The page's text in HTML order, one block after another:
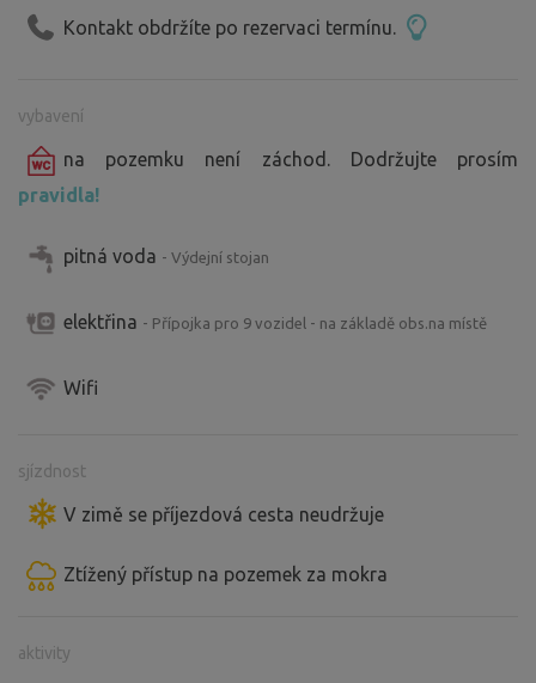
připravíme i degustaci vín v našem sklípku.
Someliér, Vám povypráví příhody, spojené s druhy vín. A
Kontakt obdržíte po rezervaci termínu.
vybavení
na pozemku není záchod. Dodržujte prosím
pravidla!
pitná voda - Výdejní stojan
elektřina - Přípojka pro 9 vozidel - na základě obs.na místě
Wifi
sjízdnost
V zimě se příjezdová cesta neudržuje
Ztížený přístup na pozemek za mokra
aktivity